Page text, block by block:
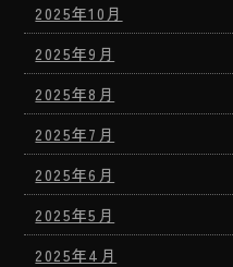
2025年10月
2025年9月
2025年8月
2025年7月
2025年6月
2025年5月
2025年4月